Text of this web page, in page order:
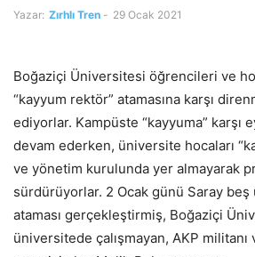
Yazar: Zırhlı Tren - 29 Ocak 2021
Boğaziçi Üniversitesi öğrencileri ve
“kayyum rektör” atamasına karşı
ediyorlar. Kampüste “kayyuma” karşı
devam ederken, üniversite hocaları
ve yönetim kurulunda yer almayarak
sürdürüyorlar. 2 Ocak günü Saray
ataması gerçekleştirmiş, Boğaziçi
üniversitede çalışmayan, AKP